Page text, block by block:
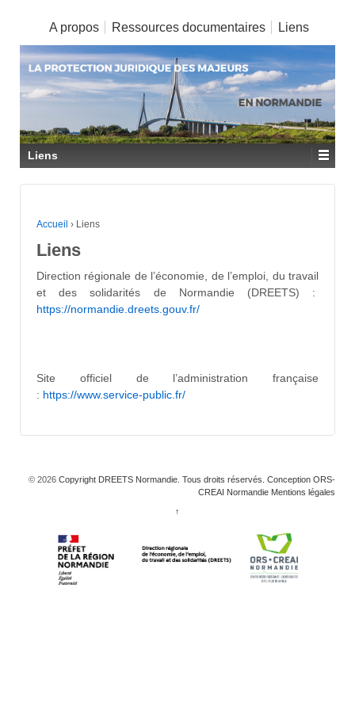
A propos Ressources documentaires Liens
Liens
Accueil › Liens
Liens
Direction régionale de l’économie, de l’emploi, du travail
et des solidarités de Normandie (DREETS) :
https://normandie.dreets.gouv.fr/
Site officiel de l’administration française
: https://www.service-public.fr/
© 2026 Copyright DREETS Normandie. Tous droits réservés. Conception ORS-
CREAI Normandie Mentions légales
↑